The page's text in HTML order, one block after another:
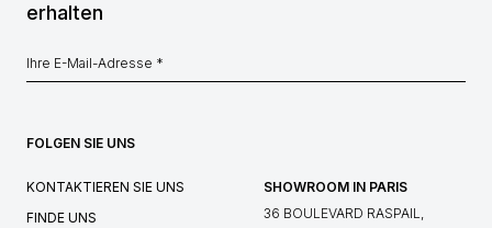
erhalten
FOLGEN SIE UNS
KONTAKTIEREN SIE UNS
FINDE UNS
SHOWROOM IN PARIS
36 BOULEVARD RASPAIL,